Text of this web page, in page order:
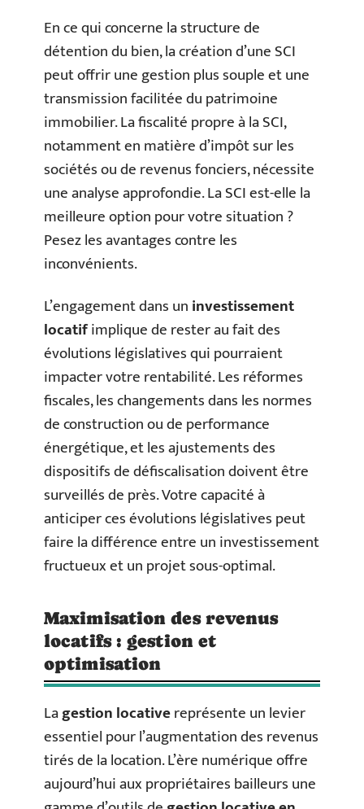
En ce qui concerne la structure de
détention du bien, la création d’une SCI
peut offrir une gestion plus souple et une
transmission facilitée du patrimoine
immobilier. La fiscalité propre à la SCI,
notamment en matière d’impôt sur les
sociétés ou de revenus fonciers, nécessite
une analyse approfondie. La SCI est-elle la
meilleure option pour votre situation ?
Pesez les avantages contre les
inconvénients.
L’engagement dans uninvestissement
locatifimplique de rester au fait des
évolutions législatives qui pourraient
impacter votre rentabilité. Les réformes
fiscales, les changements dans les normes
de construction ou de performance
énergétique, et les ajustements des
dispositifs de défiscalisation doivent être
surveillés de près. Votre capacité à
anticiper ces évolutions législatives peut
faire la différence entre un investissement
fructueux et un projet sous-optimal.
Maximisation des revenus
locatifs : gestion et
optimisation
Lagestion locativereprésente un levier
essentiel pour l’augmentation des revenus
tirés de la location. L’ère numérique offre
aujourd’hui aux propriétaires bailleurs une